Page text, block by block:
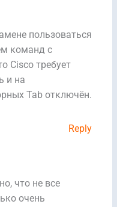
пользоваться
команд с
Cisco требует
и на
Tab отключён.
Reply
что не все
очень